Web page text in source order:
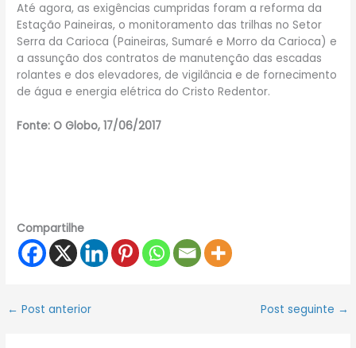
Até agora, as exigências cumpridas foram a reforma da
Estação Paineiras, o monitoramento das trilhas no Setor
Serra da Carioca (Paineiras, Sumaré e Morro da Carioca) e
a assunção dos contratos de manutenção das escadas
rolantes e dos elevadores, de vigilância e de fornecimento
de água e energia elétrica do Cristo Redentor.
Fonte: O Globo, 17/06/2017
Compartilhe
← Post anterior Post seguinte →